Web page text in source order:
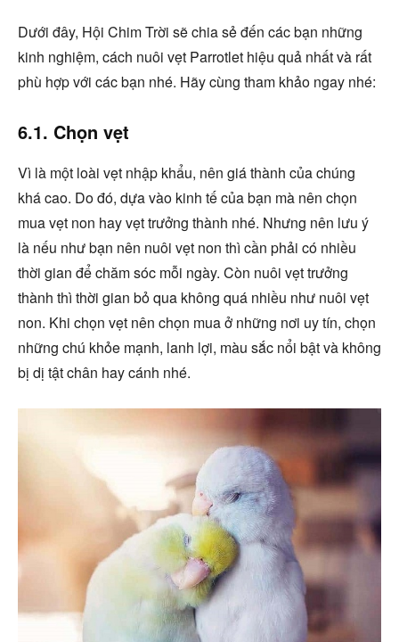
Dưới đây, Hội Chim Trời sẽ chia sẻ đến các bạn những
kinh nghiệm, cách nuôi vẹt Parrotlet hiệu quả nhất và rất
phù hợp với các bạn nhé. Hãy cùng tham khảo ngay nhé:
6.1. Chọn vẹt
Vì là một loài vẹt nhập khẩu, nên giá thành của chúng
khá cao. Do đó, dựa vào kinh tế của bạn mà nên chọn
mua vẹt non hay vẹt trưởng thành nhé. Nhưng nên lưu ý
là nếu như bạn nên nuôi vẹt non thì cần phải có nhiều
thời gian để chăm sóc mỗi ngày. Còn nuôi vẹt trưởng
thành thì thời gian bỏ qua không quá nhiều như nuôi vẹt
non. Khi chọn vẹt nên chọn mua ở những nơi uy tín, chọn
những chú khỏe mạnh, lanh lợi, màu sắc nổi bật và không
bị dị tật chân hay cánh nhé.